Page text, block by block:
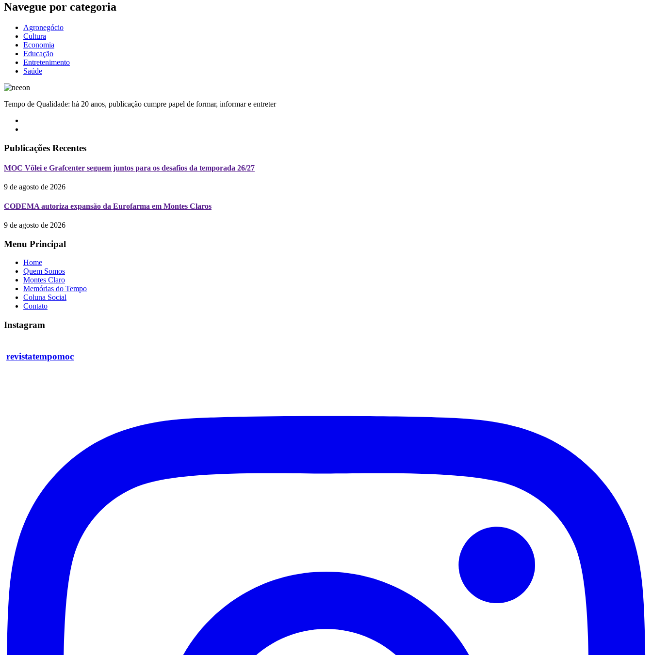
Navegue por categoria
Agronegócio
Cultura
Economia
Educação
Entretenimento
Saúde
Tempo de Qualidade: há 20 anos, publicação cumpre papel de formar, informar e entreter
Publicações Recentes
MOC Vôlei e Grafcenter seguem juntos para os desafios da temporada 26/27
9 de agosto de 2026
CODEMA autoriza expansão da Eurofarma em Montes Claros
9 de agosto de 2026
Menu Principal
Home
Quem Somos
Montes Claro
Memórias do Tempo
Coluna Social
Contato
Instagram
revistatempomoc